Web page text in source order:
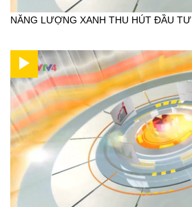
NĂNG LƯỢNG XANH THU HÚT ĐẦU TƯ